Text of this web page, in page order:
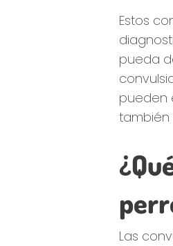
Estos
pueda
pueden
también
Las